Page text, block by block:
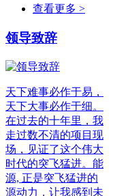
查看更多 >
领导致辞
天下难事必作于易，
天下大事必作于细。
在过去的十年里，我
走过数不清的项目现
场，见证了这个伟大
时代的突飞猛进。能
源, 正是突飞猛进的
源动力，让我感到未